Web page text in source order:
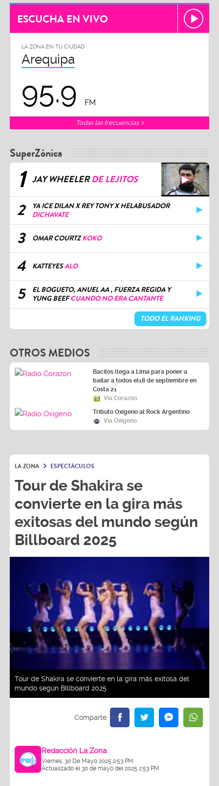
ESCUCHA EN VIVO
Arequipa
95.9
1
2
YA ICE DILAN X REY TONY X HELABUSADOR
DICHAVATE
3
4
5
EL BOGUETO, ANUEL AA , FUERZA REGIDA Y
YUNG BEEFCUANDO NO ERA CANTANTE
TODO EL RANKING
Bacilos llega a Lima para poner a
bailar a todos el18 de septiembre en
Costa 21
Vía Corazón
Tributo Oxígeno al Rock Argentino
Vía Oxígeno
LA ZONA ESPECTÁCULOS
Tour de Shakira se
convierte en la gira más
exitosas del mundo según
Billboard 2025
Tour de Shakira se convierte en la gira más exitosa del
mundo según Billboard 2025
Viernes, 30 De Mayo 2025 2:53 PM
Actualizado el 30 de mayo del 2025 2:53 PM